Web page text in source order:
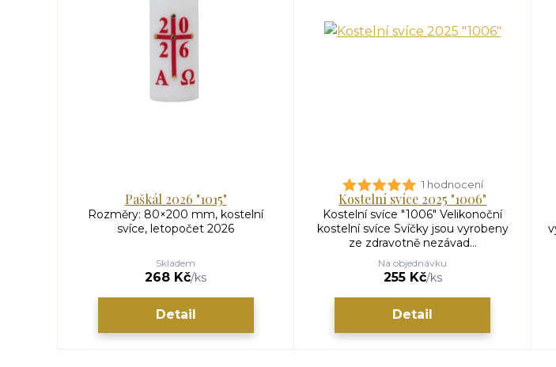
Paškál 2026 "1015"
Rozměry: 80×200 mm, kostelní
svíce, letopočet 2026
268 Kč/ks
Skladem
Detail
1 hodnocení
Kostelní svíce 2025 "1006"
Kostelní svíce "1006" Velikonoční
kostelní svíce Svíčky jsou vyrobeny
ze zdravotně nezávad...
255 Kč/ks
Na objednávku
Detail